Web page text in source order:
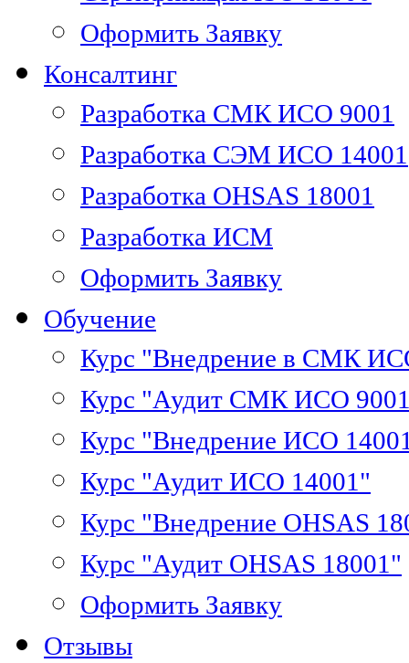
Оформить Заявку
Консалтинг
Разработка СМК ИСО 9001
Разработка СЭМ ИСО 14001
Разработка OHSAS 18001
Разработка ИСМ
Оформить Заявку
Обучение
Курс "Внедрение в СМК
Курс "Аудит СМК ИСО
Курс "Внедрение ИСО
Курс "Аудит ИСО 14001"
Курс "Внедрение OHSAS
Курс "Аудит OHSAS 18001"
Оформить Заявку
Отзывы